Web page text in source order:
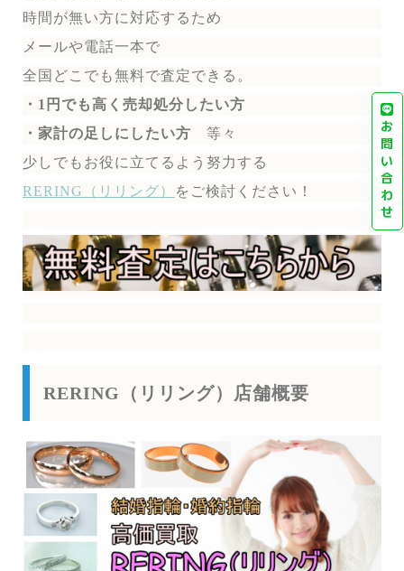
時間が無い方に対応するため
メールや電話一本で
全国どこでも無料で査定できる。
・1円でも高く売却処分したい方
・家計の足しにしたい方 等々
少しでもお役に立てるよう努力する
RERING（リリング）
を ご検討ください！
RERING（リリング）店舗概要
お
問
い
合
わ
せ